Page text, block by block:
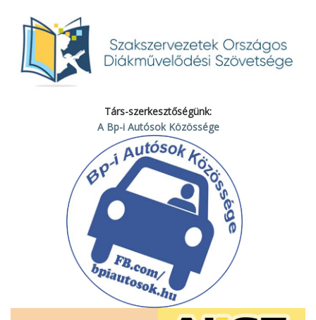
Társ-szerkesztőségünk:
A Bp-i Autósok Közössége